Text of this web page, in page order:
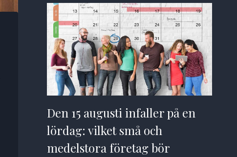
Den 15 augusti infaller på en
lördag: vilket små och
medelstora företag bör